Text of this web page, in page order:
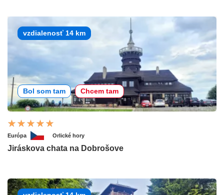
vzdialenosť 14 km
Bol som tam Chcem tam
Európa Orlické hory
Jiráskova chata na Dobrošove